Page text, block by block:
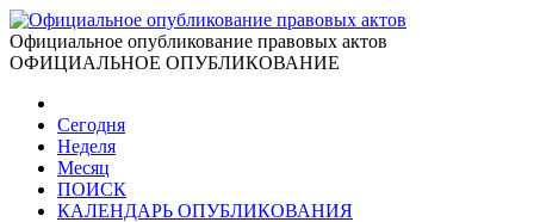
Официальное опубликование правовых актов
ОФИЦИАЛЬНОЕ ОПУБЛИКОВАНИЕ
Сегодня
Неделя
Месяц
ПОИСК
КАЛЕНДАРЬ ОПУБЛИКОВАНИЯ